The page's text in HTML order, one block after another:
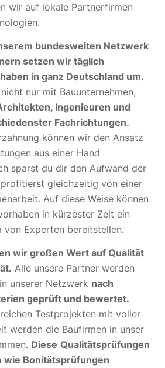
wir auf lokale Partnerfirmen
bundesweiten Netzwerk
setzen wir täglich
in ganz Deutschland um.
nur mit Bauunternehmen,
Ingenieuren und
Fachrichtungen.
können wir den Ansatz
aus einer Hand
sparst du dir den Aufwand der
gleichzeitig von einer
Auf diese Weise können
in kürzester Zeit ein
von Experten bereitstellen.
wir großen Wert auf Qualität
Alle unsere Partner werden
unserer Netzwerk nach
geprüft und bewertet.
Testprojekten mit voller
werden die Baufirmen in unser
Diese Qualitätsprüfungen
wie Bonitätsprüfungen